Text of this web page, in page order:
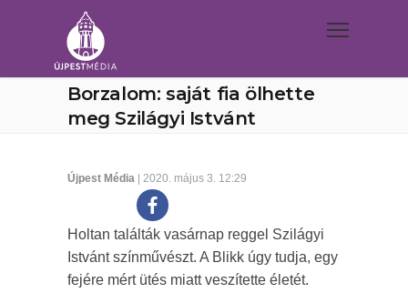
Borzalom: saját fia ölhette
meg Szilágyi Istvánt
Újpest Média | 2020. május 3. 12:29
Holtan találták vasárnap reggel Szilágyi
Istvánt színművészt. A Blikk úgy tudja, egy
fejére mért ütés miatt veszítette életét.